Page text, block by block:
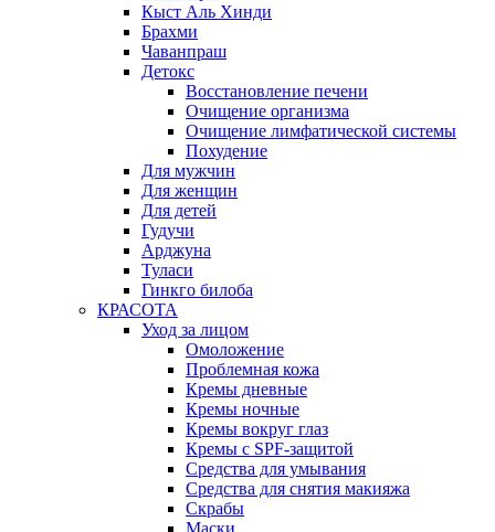
Кыст Аль Хинди
Брахми
Чаванпраш
Детокс
Восстановление печени
Очищение организма
Очищение лимфатической системы
Похудение
Для мужчин
Для женщин
Для детей
Гудучи
Арджуна
Туласи
Гинкго билоба
КРАСОТА
Уход за лицом
Омоложение
Проблемная кожа
Кремы дневные
Кремы ночные
Кремы вокруг глаз
Кремы с SPF-защитой
Средства для умывания
Средства для снятия макияжа
Скрабы
Маски